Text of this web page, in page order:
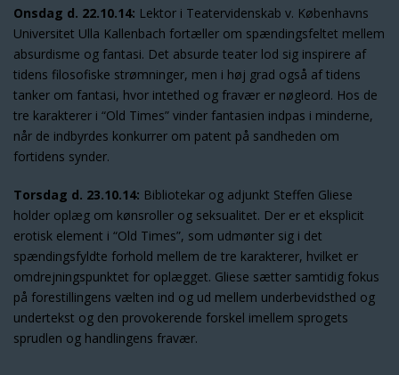
Onsdag d. 22.10.14: Lektor i Teatervidenskab v. Københavns
Universitet Ulla Kallenbach fortæller om spændingsfeltet mellem
absurdisme og fantasi. Det absurde teater lod sig inspirere af
tidens filosofiske strømninger, men i høj grad også af tidens
tanker om fantasi, hvor intethed og fravær er nøgleord. Hos de
tre karakterer i “Old Times” vinder fantasien indpas i minderne,
når de indbyrdes konkurrer om patent på sandheden om
fortidens synder.
Torsdag d. 23.10.14: Bibliotekar og adjunkt Steffen Gliese
holder oplæg om kønsroller og seksualitet. Der er et eksplicit
erotisk element i “Old Times”, som udmønter sig i det
spændingsfyldte forhold mellem de tre karakterer, hvilket er
omdrejningspunktet for oplægget. Gliese sætter samtidig fokus
på forestillingens vælten ind og ud mellem underbevidsthed og
undertekst og den provokerende forskel imellem sprogets
sprudlen og handlingens fravær.